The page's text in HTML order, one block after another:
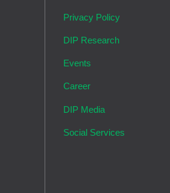
Privacy Policy
DIP Research
Events
Career
DIP Media
Social Services